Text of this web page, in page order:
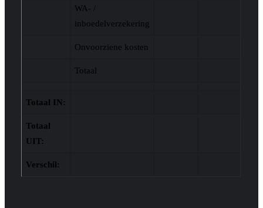
WA- /
inboedelverzekering
Onvoorziene kosten
Totaal
Totaal IN:
Totaal
UIT:
Verschil: